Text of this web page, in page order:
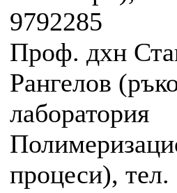
9792285
Проф. дхн
Рангелов
лаборатория
процеси), тел.